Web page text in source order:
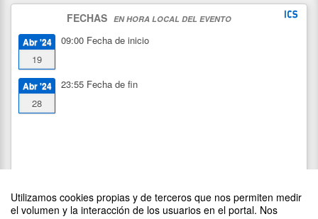
Utilizamos cookies propias y de terceros que nos permiten medir
el volumen y la interacción de los usuarios en el portal. Nos
FECHAS EN HORA LOCAL DEL EVENTO
Abr '24
19
09:00 Fecha de inicio
Abr '24
28
23:55 Fecha de fin